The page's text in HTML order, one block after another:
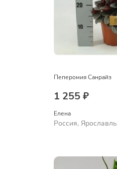
Пеперомия Санрайз
1 255 ₽
Елена
Россия, Ярославль